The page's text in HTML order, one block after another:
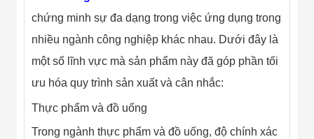
chứng minh sự đa dạng trong việc ứng dụng trong
nhiều ngành công nghiệp khác nhau. Dưới đây là
một số lĩnh vực mà sản phẩm này đã góp phần tối
ưu hóa quy trình sản xuất và cân nhắc:
Thực phẩm và đồ uống
Trong ngành thực phẩm và đồ uống, độ chính xác